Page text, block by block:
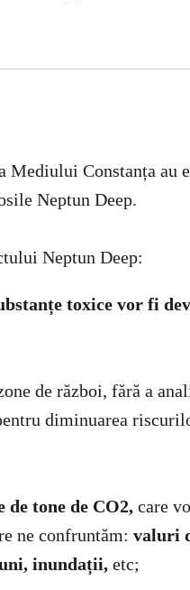
Constanța au
Neptun Deep.
Neptun Deep:
toxice vor fi
de război, fără a
diminuarea
de tone de CO2, care
ne confruntăm: valuri
inundații, etc;